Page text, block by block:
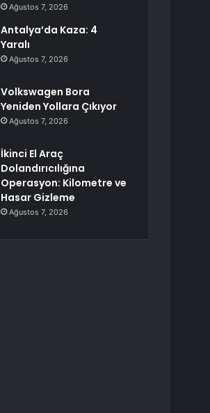
Ağustos 7, 2026
Antalya’da Kaza: 4
Yaralı
Ağustos 7, 2026
Volkswagen Bora
Yeniden Yollara Çıkıyor
Ağustos 7, 2026
İkinci El Araç
Dolandırıcılığına
Operasyon: Kilometre ve
Hasar Gizleme
Ağustos 7, 2026